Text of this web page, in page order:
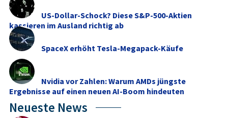
US-Dollar-Schock? Diese S&P-500-Aktien
kassieren im Ausland richtig ab
SpaceX erhöht Tesla-Megapack-Käufe
Nvidia vor Zahlen: Warum AMDs jüngste
Ergebnisse auf einen neuen AI-Boom hindeuten
Neueste News